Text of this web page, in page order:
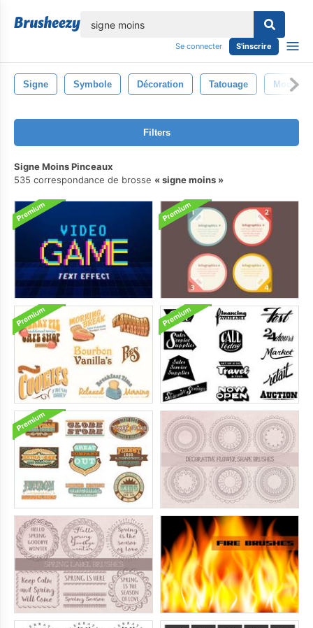
Se connecter S'inscrire
Signe Symbole Décoration Tatouage Modèle
Filters
Signe Moins Pinceaux
535 correspondance de brosse
signe moins